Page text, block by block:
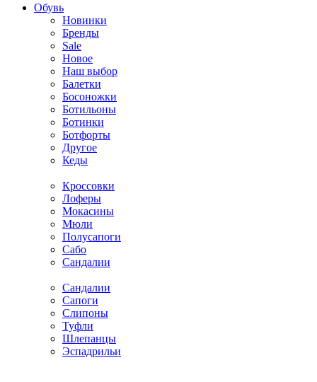
Обувь
Новинки
Бренды
Sale
Новое
Наш выбор
Балетки
Босоножки
Ботильоны
Ботинки
Ботфорты
Другое
Кеды
Кроссовки
Лоферы
Мокасины
Мюли
Полусапоги
Сабо
Сандалии
Сандалии
Сапоги
Слипоны
Туфли
Шлепанцы
Эспадрильи